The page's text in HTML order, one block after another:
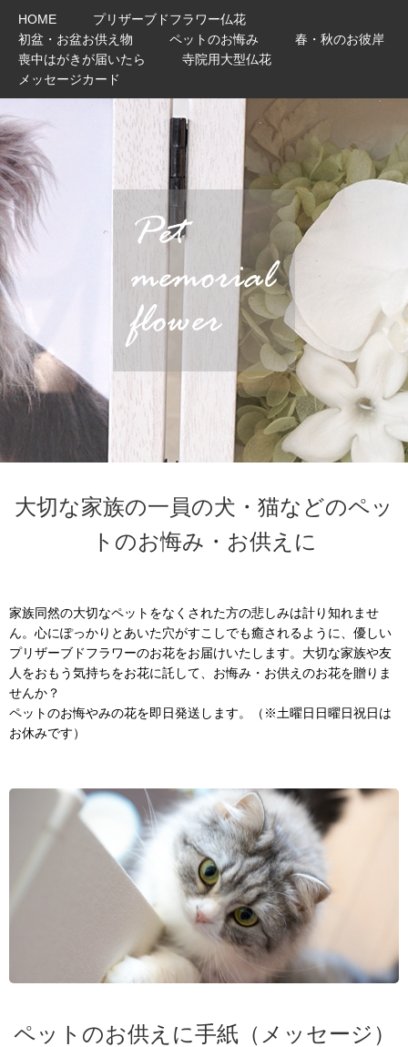
HOME
プリザーブドフラワー仏花
初盆・お盆お供え物
ペットのお悔み
春・秋のお彼岸
喪中はがきが届いたら
寺院用大型仏花
メッセージカード
大切な家族の一員の犬・猫などのペッ
トのお悔み・お供えに
家族同然の大切なペットをなくされた方の悲しみは計り知れませ
ん。心にぽっかりとあいた穴がすこしでも癒されるように、優しい
プリザーブドフラワーのお花をお届けいたします。大切な家族や友
人をおもう気持ちをお花に託して、お悔み・お供えのお花を贈りま
せんか？
ペットのお悔やみの花を即日発送します。（※土曜日日曜日祝日は
お休みです）
ペットのお供えに手紙（メッセージ）